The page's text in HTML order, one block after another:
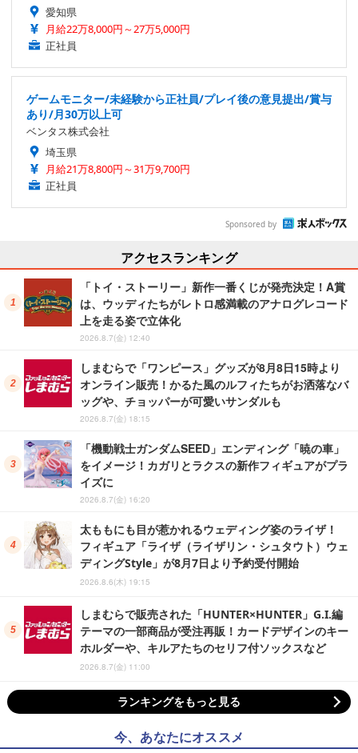
愛知県
月給22万8,000円～27万5,000円
正社員
ゲームモニター/未経験から正社員/プレイ後の意見提出/賞与
あり/月30万以上可
ベンタス株式会社
埼玉県
月給21万8,800円～31万9,700円
正社員
Sponsored by
アクセスランキング
「トイ・ストーリー」新作一番くじが発売決定！A賞
は、ウッディたちがレトロ感満載のアナログレコード
上を走る姿で立体化
2026.8.7(金) 12:40
しまむらで「ワンピース」グッズが8月8日15時より
オンライン販売！かるた風のルフィたちがお洒落なバ
ッグや、チョッパーが可愛いサンダルも
2026.8.7(金) 18:15
「機動戦士ガンダムSEED」エンディング「暁の車」
をイメージ！カガリとラクスの新作フィギュアがプラ
イズに
2026.8.7(金) 16:20
太ももにも目が惹かれるウェディング姿のライザ！
フィギュア「ライザ（ライザリン・シュタウト）ウェ
ディングStyle」が8月7日より予約受付開始
2026.8.6(木) 19:15
しまむらで販売された「HUNTER×HUNTER」G.I.編
テーマの一部商品が受注再販！カードデザインのキー
ホルダーや、キルアたちのセリフ付ソックスなど
2026.8.7(金) 11:00
ランキングをもっと見る
今、あなたにオススメ